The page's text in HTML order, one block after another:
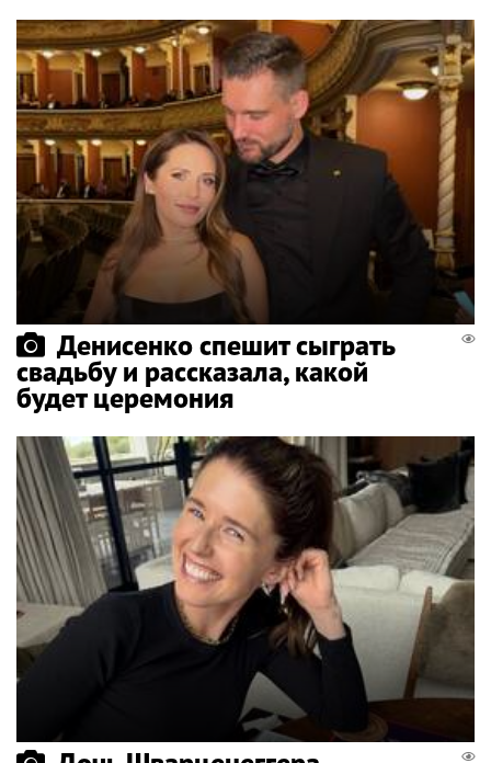
Денисенко спешит сыграть
свадьбу и рассказала, какой
будет церемония